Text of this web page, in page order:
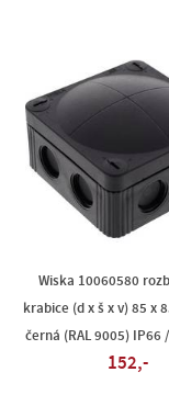
Wiska 10060580
krabice (d x š x v) 85 x
černá (RAL 9005) IP66
152,-